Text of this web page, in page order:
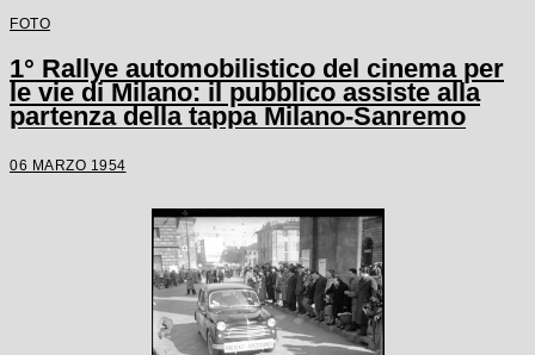
FOTO
1° Rallye automobilistico del cinema per
le vie di Milano: il pubblico assiste alla
partenza della tappa Milano-Sanremo
06 MARZO 1954